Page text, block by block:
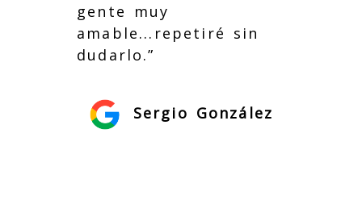
gente muy
amable...repetiré sin
dudarlo.”
Sergio González